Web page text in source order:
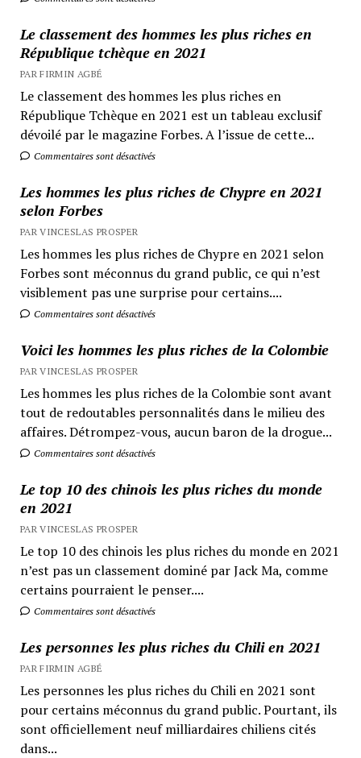
Le classement des hommes les plus riches en
République tchèque en 2021
PAR FIRMIN AGBÉ
Le classement des hommes les plus riches en
République Tchèque en 2021 est un tableau exclusif
dévoilé par le magazine Forbes. A l’issue de cette...
Commentaires sont désactivés
Les hommes les plus riches de Chypre en 2021
selon Forbes
PAR VINCESLAS PROSPER
Les hommes les plus riches de Chypre en 2021 selon
Forbes sont méconnus du grand public, ce qui n’est
visiblement pas une surprise pour certains....
Commentaires sont désactivés
Voici les hommes les plus riches de la Colombie
PAR VINCESLAS PROSPER
Les hommes les plus riches de la Colombie sont avant
tout de redoutables personnalités dans le milieu des
affaires. Détrompez-vous, aucun baron de la drogue...
Commentaires sont désactivés
Le top 10 des chinois les plus riches du monde
en 2021
PAR VINCESLAS PROSPER
Le top 10 des chinois les plus riches du monde en 2021
n’est pas un classement dominé par Jack Ma, comme
certains pourraient le penser....
Commentaires sont désactivés
Les personnes les plus riches du Chili en 2021
PAR FIRMIN AGBÉ
Les personnes les plus riches du Chili en 2021 sont
pour certains méconnus du grand public. Pourtant, ils
sont officiellement neuf milliardaires chiliens cités
dans...